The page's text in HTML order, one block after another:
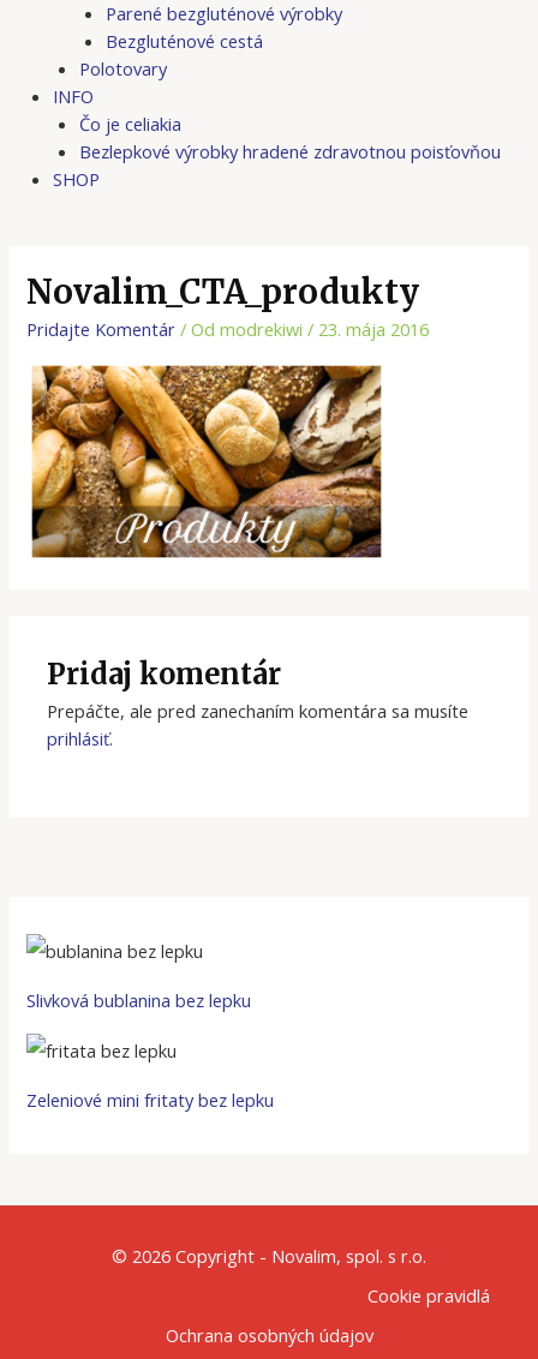
Parené bezgluténové výrobky
Bezgluténové cestá
Polotovary
INFO
Čo je celiakia
Bezlepkové výrobky hradené zdravotnou poisťovňou
SHOP
Novalim_CTA_produkty
Pridajte Komentár / Od modrekiwi/ 23. mája 2016
Pridaj komentár
Prepáčte, ale pred zanechaním komentára sa musíte
prihlásiť.
Slivková bublanina bez lepku
Zeleniové mini fritaty bez lepku
© 2026 Copyright - Novalim, spol. s r.o.
Cookie pravidlá
Ochrana osobných údajov